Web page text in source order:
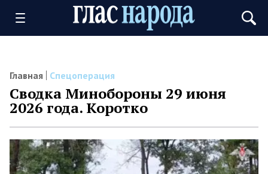
Главная Спецоперация
Сводка Минобороны 29 июня
2026 года. Коротко